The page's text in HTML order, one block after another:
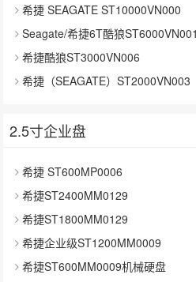
希捷 SEAGATE ST10000VN000
Seagate/希捷6T酷狼ST6000VN001
希捷酷狼ST3000VN006
希捷（SEAGATE）ST2000VN003
2.5寸企业盘
希捷 ST600MP0006
希捷ST2400MM0129
希捷ST1800MM0129
希捷企业级ST1200MM0009
希捷ST600MM0009机械硬盘